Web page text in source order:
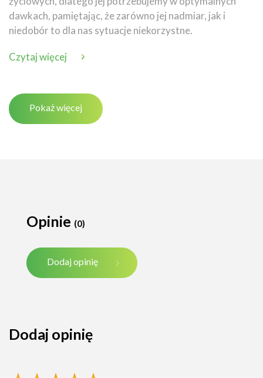
dawkach, pamiętając, że zarówno jej nadmiar, jak i
niedobór to dla nas sytuacje niekorzystne.
Czytaj więcej
Pokaż więcej
Opinie (0)
Dodaj opinię
Dodaj opinię